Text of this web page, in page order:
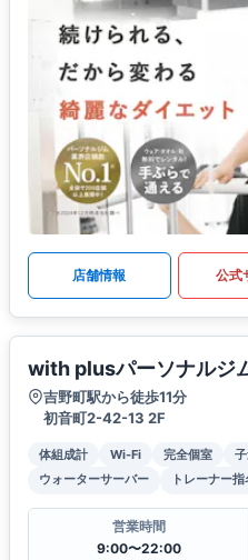
店舗情報 公式
with plusパーソナルジ
吉野町駅から徒歩11分
初音町2-42-13 2F
体組成計 Wi-Fi 完全個室
ウォーターサーバー
トレーナー指
営業時間
9:00〜22:00